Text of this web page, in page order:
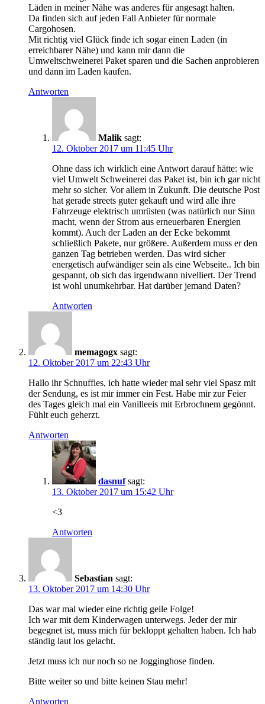
Läden in meiner Nähe was anderes für angesagt halten.
Da finden sich auf jeden Fall Anbieter für normale
Cargohosen.
Mit richtig viel Glück finde ich sogar einen Laden (in
erreichbarer Nähe) und kann mir dann die
Umweltschweinerei Paket sparen und die Sachen anprobieren
und dann im Laden kaufen.
Antworten
Malik sagt:
12. Oktober 2017 um 11:45 Uhr
Ohne dass ich wirklich eine Antwort darauf hätte: wie
viel Umwelt Schweinerei das Paket ist, bin ich gar nicht
mehr so sicher. Vor allem in Zukunft. Die deutsche Post
hat gerade streets guter gekauft und wird alle ihre
Fahrzeuge elektrisch umrüsten (was natürlich nur Sinn
macht, wenn der Strom aus erneuerbaren Energien
kommt). Auch der Laden an der Ecke bekommt
schließlich Pakete, nur größere. Außerdem muss er den
ganzen Tag betrieben werden. Das wird sicher
energetisch aufwändiger sein als eine Webseite.. Ich bin
gespannt, ob sich das irgendwann nivelliert. Der Trend
ist wohl unumkehrbar. Hat darüber jemand Daten?
Antworten
memagogx sagt:
12. Oktober 2017 um 22:43 Uhr
Hallo ihr Schnuffies, ich hatte wieder mal sehr viel Spasz mit
der Sendung, es ist mir immer ein Fest. Habe mir zur Feier
des Tages gleich mal ein Vanilleeis mit Erbrochnem gegönnt.
Fühlt euch geherzt.
Antworten
dasnuf sagt:
13. Oktober 2017 um 15:42 Uhr
<3
Antworten
Sebastian sagt:
13. Oktober 2017 um 14:30 Uhr
Das war mal wieder eine richtig geile Folge!
Ich war mit dem Kinderwagen unterwegs. Jeder der mir
begegnet ist, muss mich für bekloppt gehalten haben. Ich hab
ständig laut los gelacht.
Jetzt muss ich nur noch so ne Jogginghose finden.
Bitte weiter so und bitte keinen Stau mehr!
Antworten